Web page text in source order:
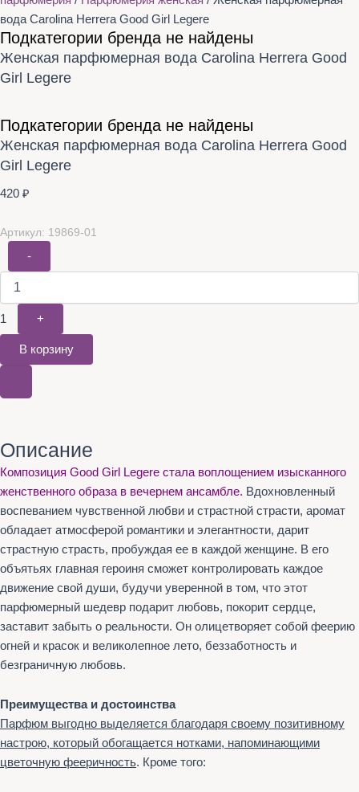
вода Carolina Herrera Good Girl Legere
Подкатегории бренда не найдены
Женская парфюмерная вода Carolina Herrera Good
Girl Legere
Подкатегории бренда не найдены
Женская парфюмерная вода Carolina Herrera Good
Girl Legere
420 ₽
Артикул: 19869-01
-
1 +
В корзину
Описание
Композиция Good Girl Legere стала воплощением изысканного
женственного образа в вечернем ансамбле. Вдохновленный
воспеванием чувственной любви и страстной страсти, аромат
обладает атмосферой романтики и элегантности, дарит
страстную страсть, пробуждая ее в каждой женщине. В его
объятьях главная героиня сможет контролировать каждое
движение свой души, будучи уверенной в том, что этот
парфюмерный шедевр подарит любовь, покорит сердце,
заставит забыть о реальности. Он олицетворяет собой феерию
огней и красок и великолепное лето, беззаботность и
безграничную любовь.
Преимущества и достоинства
Парфюм выгодно выделяется благодаря своему позитивному
настрою, который обогащается нотками, напоминающими
цветочную фееричность. Кроме того: